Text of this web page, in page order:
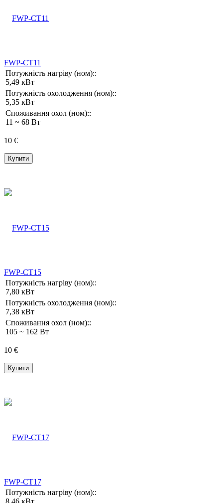
FWP-CT11
Потужність нагріву (ном)::
5,49 кВт
Потужність охолодження (ном)::
5,35 кВт
Споживання охол (ном)::
11 ~ 68 Вт
10 €
Купити
FWP-CT15
Потужність нагріву (ном)::
7,80 кВт
Потужність охолодження (ном)::
7,38 кВт
Споживання охол (ном)::
105 ~ 162 Вт
10 €
Купити
FWP-CT17
Потужність нагріву (ном)::
8,46 кВт